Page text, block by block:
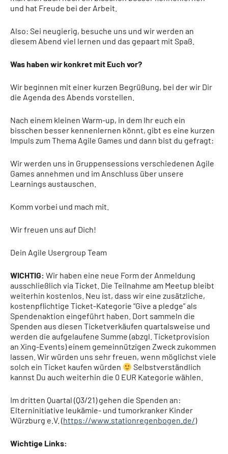
und hat Freude bei der Arbeit.
Also: Sei neugierig, besuche uns und wir werden an
diesem Abend viel lernen und das gepaart mit Spaß.
Was haben wir konkret mit Euch vor?
Wir beginnen mit einer kurzen Begrüßung, bei der wir Dir
die Agenda des Abends vorstellen.
Nach einem kleinen Warm-up, in dem Ihr euch ein
bisschen besser kennenlernen könnt, gibt es eine kurzen
Impuls zum Thema Agile Games und dann bist du gefragt:
Wir werden uns in Gruppensessions verschiedenen Agile
Games annehmen und im Anschluss über unsere
Learnings austauschen.
Komm vorbei und mach mit.
Wir freuen uns auf Dich!
Dein Agile Usergroup Team
WICHTIG: Wir haben eine neue Form der Anmeldung
ausschließlich via Ticket. Die Teilnahme am Meetup bleibt
weiterhin kostenlos. Neu ist, dass wir eine zusätzliche,
kostenpflichtige Ticket-Kategorie “Give a pledge” als
Spendenaktion eingeführt haben. Dort sammeln die
Spenden aus diesen Ticketverkäufen quartalsweise und
werden die aufgelaufene Summe (abzgl. Ticketprovision
an Xing-Events) einem gemeinnützigen Zweck zukommen
lassen. Wir würden uns sehr freuen, wenn möglichst viele
solch ein Ticket kaufen würden
Selbstverständlich
kannst Du auch weiterhin die 0 EUR Kategorie wählen.
Im dritten Quartal (Q3/21) gehen die Spenden an:
Elterninitiative leukämie- und tumorkranker Kinder
Würzburg e.V. (https://www.stationregenbogen.de/)
Wichtige Links: